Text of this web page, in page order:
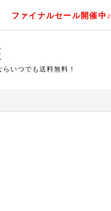
ファイナルセール開催中♪
いつでも送料無料！